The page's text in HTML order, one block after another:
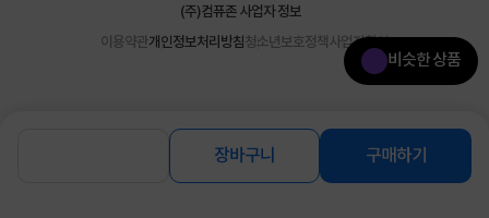
비슷한 상품
장바구니 구매하기
(주)컴퓨존 사업자 정보
이용약관개인정보처리방침청소년보호정책사업자확인